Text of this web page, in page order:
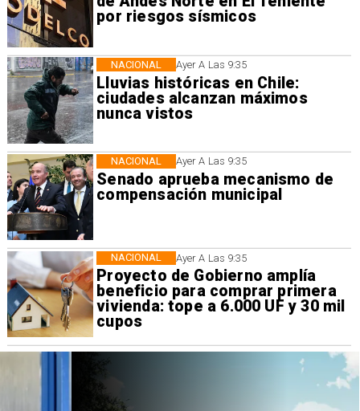
por riesgos sísmicos
Ayer A Las 9:35
Lluvias históricas en Chile:
ciudades alcanzan máximos
nunca vistos
NACIONAL
Ayer A Las 9:35
Senado aprueba mecanismo de
compensación municipal
NACIONAL
Ayer A Las 9:35
Proyecto de Gobierno amplía
beneficio para comprar primera
vivienda: tope a 6.000 UF y 30 mil
cupos
NACIONAL